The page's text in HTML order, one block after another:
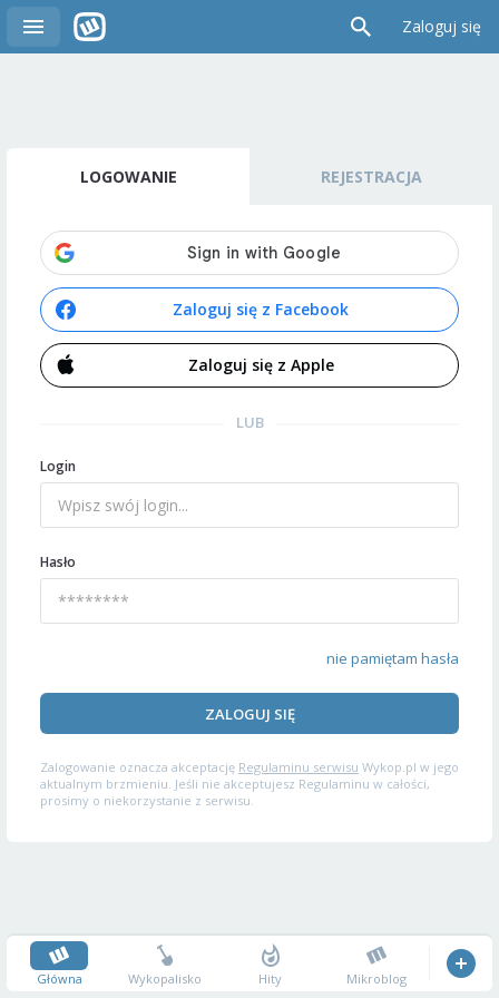
Zaloguj się
LOGOWANIE REJESTRACJA
Zaloguj się z Facebook
Zaloguj się z Apple
LUB
Login
Hasło
nie pamiętam hasła
ZALOGUJ SIĘ
Zalogowanie oznacza akceptację Regulaminu serwisu Wykop.pl w jego
aktualnym brzmieniu. Jeśli nie akceptujesz Regulaminu w całości,
prosimy o niekorzystanie z serwisu.
Główna Wykopalisko Hity Mikroblog